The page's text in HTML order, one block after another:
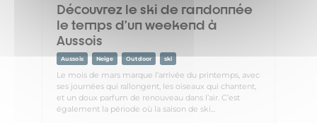
Découvrez le ski de randonnée
le temps d’un weekend à
Aussois
Aussois Neige Outdoor ski
Le mois de mars marque l’arrivée du printemps, avec
ses journées qui rallongent, les oiseaux qui chantent,
et un doux parfum de renouveau dans l’air. C’est
également la période où la saison de ski...